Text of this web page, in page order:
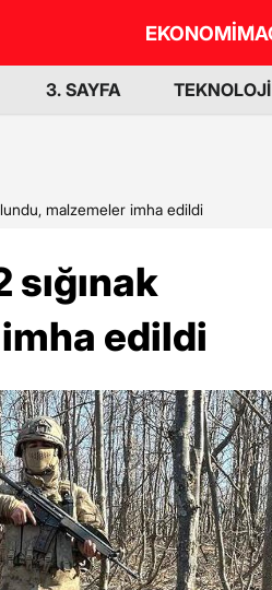
EKONOMİ
3. SAYFA TEKNOLOJİ
malzemeler imha edildi
edildi